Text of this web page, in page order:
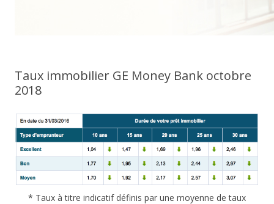
Taux immobilier GE Money Bank octobre
2018
* Taux à titre indicatif définis par une moyenne de taux